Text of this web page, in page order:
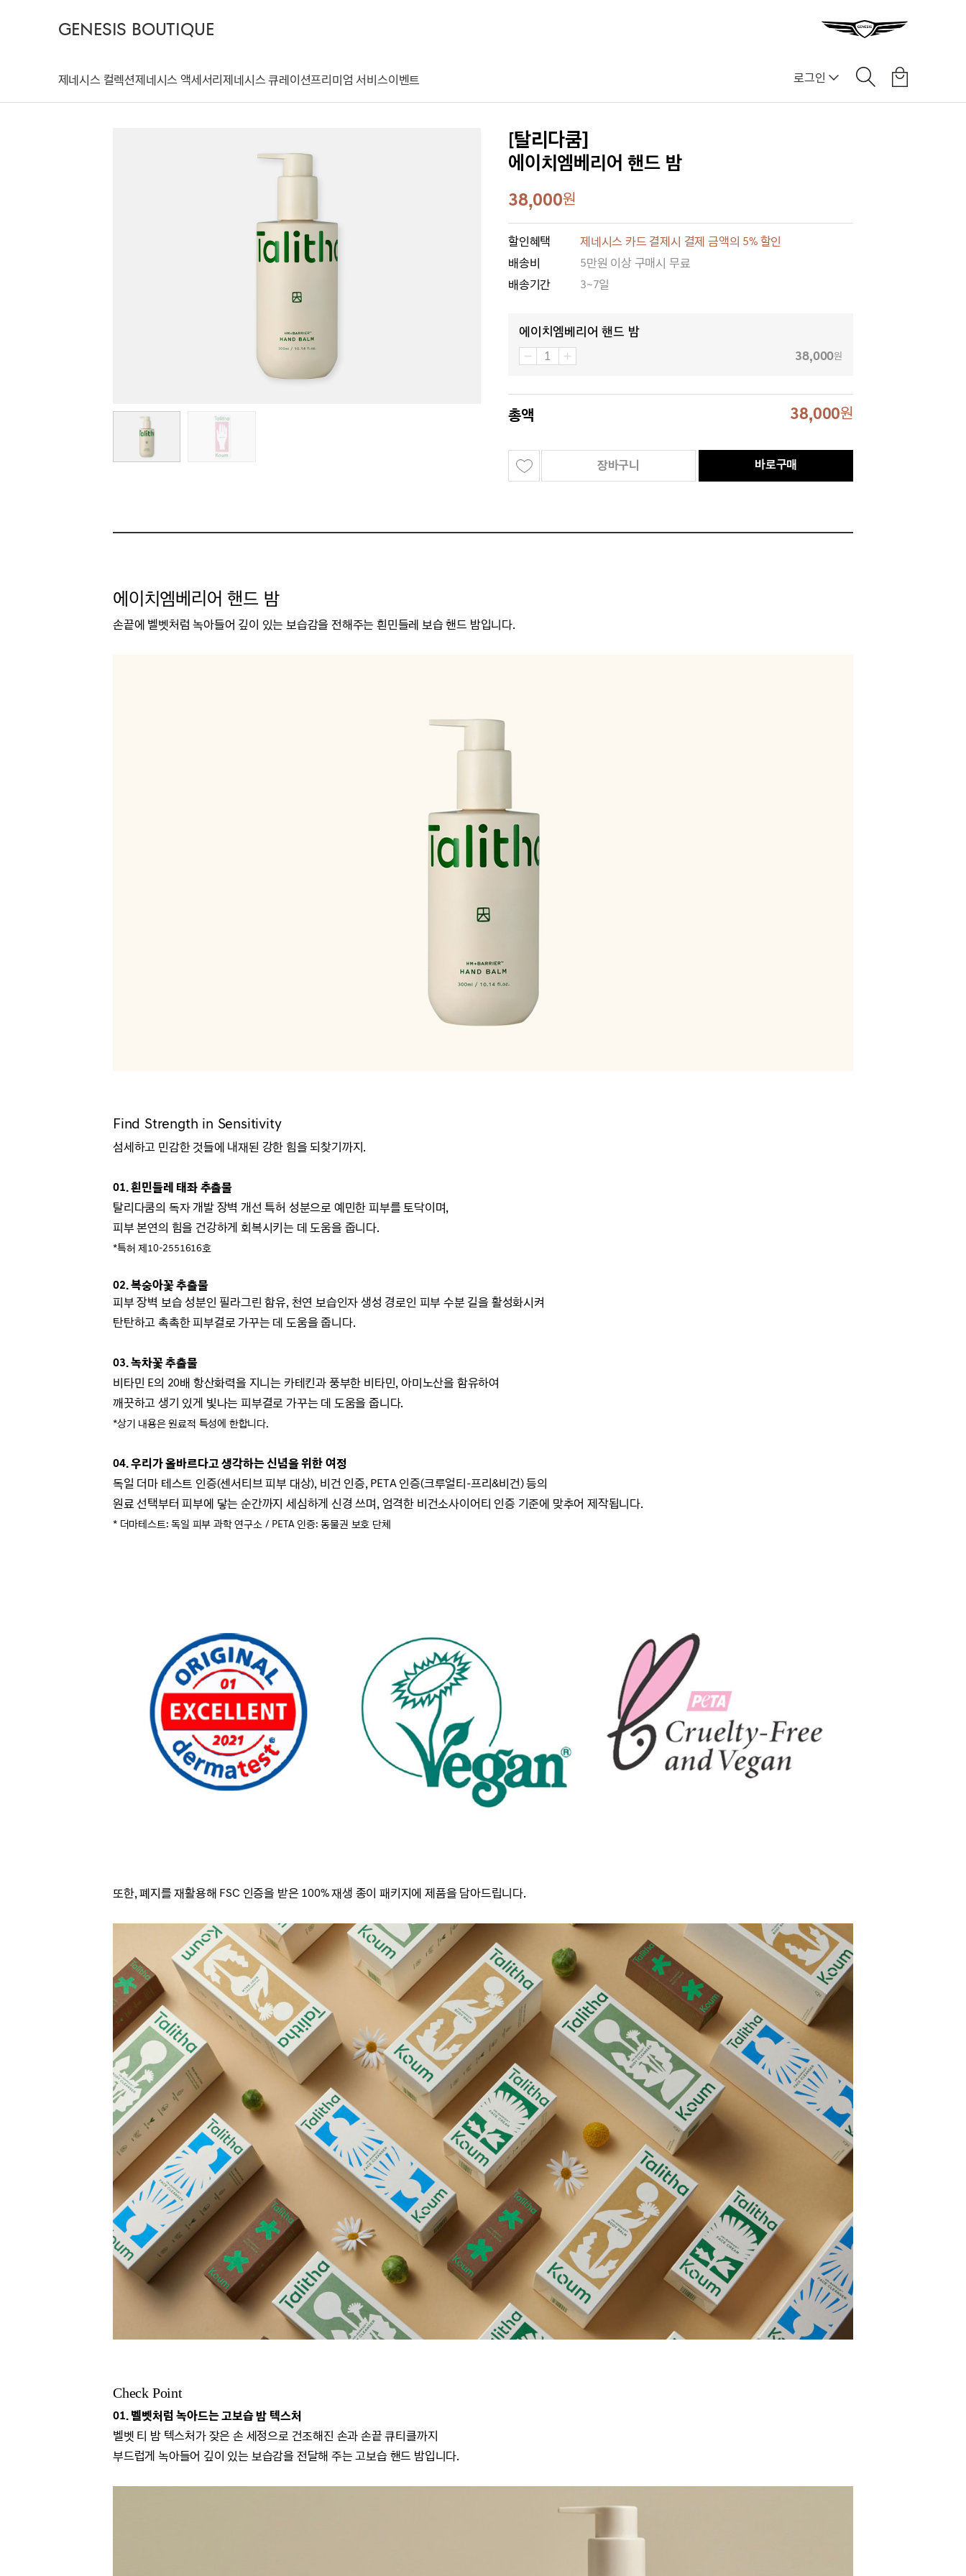
GENESIS BOUTIQUE
제네시스 컬렉션제네시스 액세서리제네시스 큐레이션프리미엄 서비스이벤트 로그인
[탈리다쿰]
에이치엠베리어 핸드 밤
38,000원
할인혜택
제네시스 카드 결제시 결제 금액의 5% 할인
배송비
5만원 이상 구매시 무료
배송기간
3~7일
에이치엠베리어 핸드 밤
38,000원
총액 38,000원
장바구니 바로구매
에이치엠베리어 핸드 밤
손끝에 벨벳처럼 녹아들어 깊이 있는 보습감을 전해주는 흰민들레 보습 핸드 밤입니다.
Find Strength in Sensitivity
섬세하고 민감한 것들에 내재된 강한 힘을 되찾기까지.
01. 흰민들레 태좌 추출물
탈리다쿰의 독자 개발 장벽 개선 특허 성분으로 예민한 피부를 토닥이며,
피부 본연의 힘을 건강하게 회복시키는 데 도움을 줍니다.
*특허 제10-2551616호
02. 복숭아꽃 추출물
피부 장벽 보습 성분인 필라그린 함유, 천연 보습인자 생성 경로인 피부 수분 길을 활성화시켜
탄탄하고 촉촉한 피부결로 가꾸는 데 도움을 줍니다.
03. 녹차꽃 추출물
비타민 E의 20배 항산화력을 지니는 카테킨과 풍부한 비타민, 아미노산을 함유하여
깨끗하고 생기 있게 빛나는 피부결로 가꾸는 데 도움을 줍니다.
*상기 내용은 원료적 특성에 한합니다.
04.우리가 올바르다고 생각하는 신념을 위한 여정
독일 더마 테스트 인증(센서티브 피부 대상), 비건 인증, PETA 인증(크루얼티-프리&비건) 등의
원료 선택부터 피부에 닿는 순간까지 세심하게 신경 쓰며, 엄격한 비건소사이어티 인증 기준에 맞추어 제작됩니다.
* 더마테스트: 독일 피부 과학 연구소 / PETA 인증: 동물권 보호 단체
또한, 폐지를 재활용해 FSC 인증을 받은 100% 재생 종이 패키지에 제품을 담아드립니다.
Check Point
01. 벨벳처럼 녹아드는 고보습 밤 텍스처
벨벳 티 밤 텍스처가 잦은 손 세정으로 건조해진 손과 손끝 큐티클까지
부드럽게 녹아들어 깊이 있는 보습감을 전달해 주는 고보습 핸드 밤입니다.